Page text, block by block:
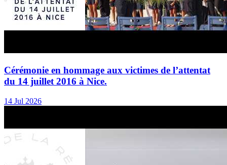
Cérémonie en hommage aux victimes de l’attentat
du 14 juillet 2016 à Nice.
14 Jul 2026